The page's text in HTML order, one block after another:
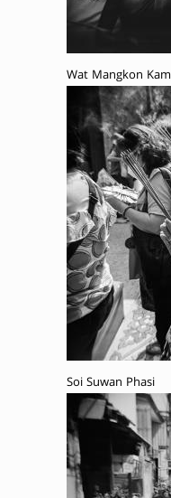
Wat Mangkon
Soi Suwan Phasi